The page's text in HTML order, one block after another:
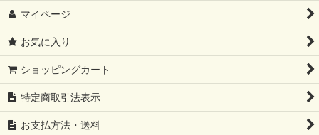
マイページ
お気に入り
ショッピングカート
特定商取引法表示
お支払方法・送料